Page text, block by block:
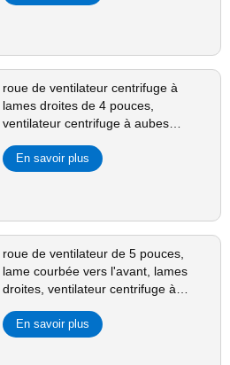
roue de ventilateur centrifuge à
lames droites de 4 pouces,
ventilateur centrifuge à aubes
refroidissement
En savoir plus
roue de ventilateur de 5 pouces,
lame courbée vers l'avant, lames
droites, ventilateur centrifuge à
En savoir plus